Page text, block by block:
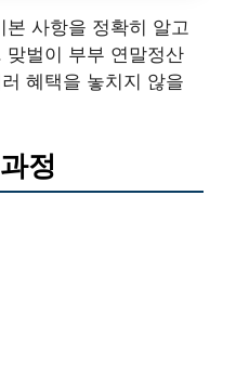
본 사항을 정확히 알고
맞벌이 부부 연말정산
혜택을 놓치지 않을
정